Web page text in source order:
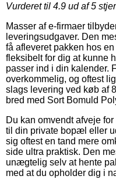
Vurderet til 4.9 ud af 5
Masser af e-firmaer
leveringsudgaver. Den
få afleveret pakken hos
fleksibelt for dig at kunne
passer ind i din kalender.
overkommelig, og oftest
slags levering ved køb af
bred med Sort Bomuld
Du kan omvendt afveje
til din private bopæl eller
sig oftest en tand mere
side ultra praktisk. Den
unægtelig selv at hente
med at du opholder dig i